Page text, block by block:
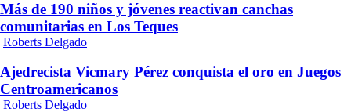
Más de 190 niños y jóvenes reactivan canchas
comunitarias en Los Teques
Roberts Delgado
Ajedrecista Vicmary Pérez conquista el oro en Juegos
Centroamericanos
Roberts Delgado